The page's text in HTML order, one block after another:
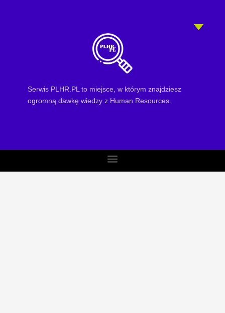
Serwis PLHR.PL to miejsce, w którym znajdziesz
ogromną dawkę wiedzy z Human Resources.
Menu